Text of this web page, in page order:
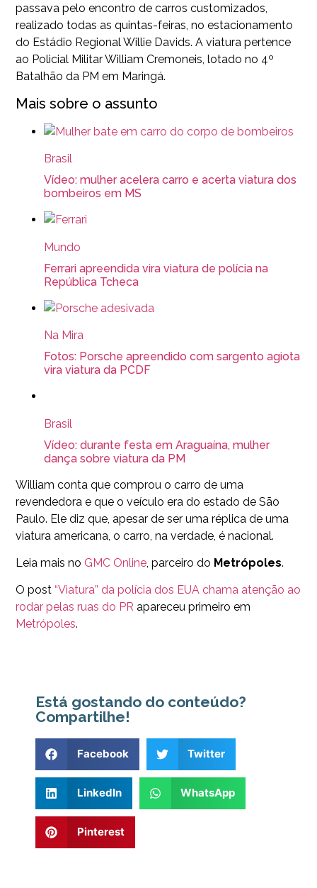
passava pelo encontro de carros customizados,
realizado todas as quintas-feiras, no estacionamento
do Estádio Regional Willie Davids. A viatura pertence
ao Policial Militar William Cremoneis, lotado no 4º
Batalhão da PM em Maringá.
Mais sobre o assunto
Brasil
Vídeo: mulher acelera carro e acerta viatura dos
bombeiros em MS
Mundo
Ferrari apreendida vira viatura de polícia na
República Tcheca
Na Mira
Fotos: Porsche apreendido com sargento agiota
vira viatura da PCDF
Brasil
Vídeo: durante festa em Araguaína, mulher
dança sobre viatura da PM
William conta que comprou o carro de uma
revendedora e que o veículo era do estado de São
Paulo. Ele diz que, apesar de ser uma réplica de uma
viatura americana, o carro, na verdade, é nacional.
Leia mais no GMC Online, parceiro do Metrópoles.
O post “Viatura” da polícia dos EUA chama atenção ao
rodar pelas ruas do PR apareceu primeiro em
Metrópoles.
Está gostando do conteúdo?
Compartilhe!
Facebook Twitter
LinkedIn WhatsApp
Pinterest